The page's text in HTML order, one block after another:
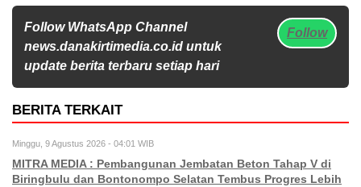
Follow WhatsApp Channel
news.danakirtimedia.co.id untuk
update berita terbaru setiap hari
Follow
BERITA TERKAIT
Minggu, 9 Agustus 2026 - 04:01 WIB
MITRA MEDIA : Pembangunan Jembatan Beton Tahap V di
Biringbulu dan Bontonompo Selatan Tembus Progres Lebih